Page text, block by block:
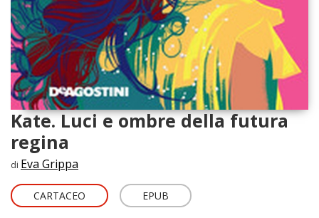
Kate. Luci e ombre della futura
regina
di Eva Grippa
CARTACEO EPUB